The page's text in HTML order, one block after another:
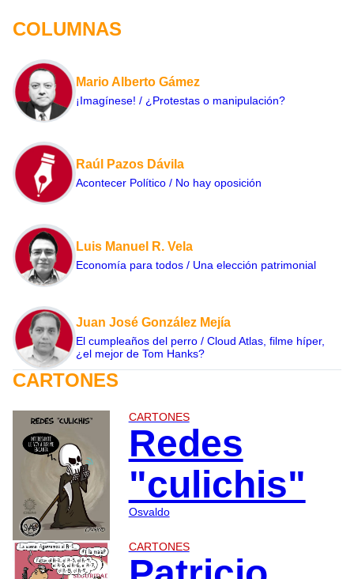
COLUMNAS
Mario Alberto Gámez
¡Imagínese! / ¿Protestas o manipulación?
Raúl Pazos Dávila
Acontecer Político / No hay oposición
Luis Manuel R. Vela
Economía para todos / Una elección patrimonial
Juan José González Mejía
El cumpleaños del perro / Cloud Atlas, filme híper,
¿el mejor de Tom Hanks?
CARTONES
CARTONES
Redes
"culichis"
Osvaldo
CARTONES